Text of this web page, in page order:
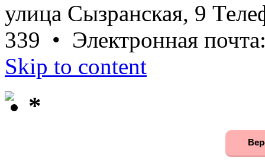
улица Сызранская, 9
339 • Электронная
Skip to content
*